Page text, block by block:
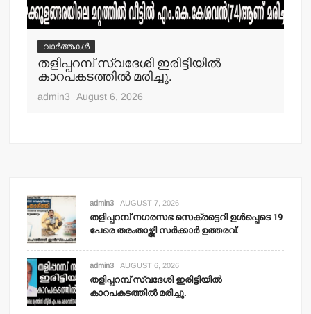
വാർത്തകൾ
തളിപ്പറമ്പ് സ്വദേശി ഇരിട്ടിയില്‍
കാറപകടത്തില്‍ മരിച്ചു.
admin3 August 6, 2026
admin3 AUGUST 7, 2026
തളിപ്പറമ്പ് നഗരസഭ സെക്രട്ടെറി ഉള്‍പ്പെടെ 19
പേരെ തരംതാഴ്ത്തി സര്‍ക്കാര്‍ ഉത്തരവ്.
admin3 AUGUST 6, 2026
തളിപ്പറമ്പ് സ്വദേശി ഇരിട്ടിയില്‍
കാറപകടത്തില്‍ മരിച്ചു.